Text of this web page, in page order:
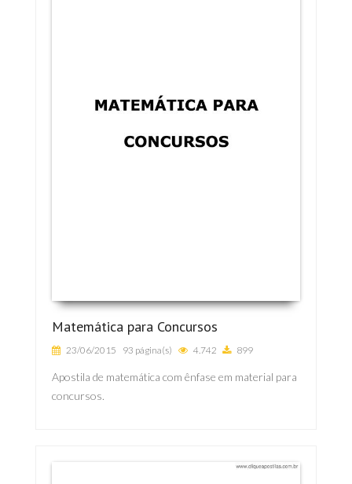
Matemática para Concursos
23/06/2015 93 página(s) 4.742 899
Apostila de matemática com ênfase em material para
concursos.